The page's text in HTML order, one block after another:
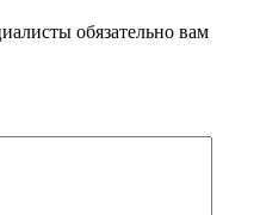
обязательно вам